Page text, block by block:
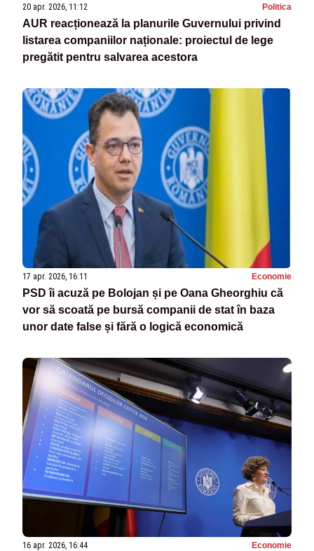
20 apr. 2026, 11:12 Politica
AUR reacționează la planurile Guvernului privind
listarea companiilor naționale: proiectul de lege
pregătit pentru salvarea acestora
17 apr. 2026, 16:11 Economie
PSD îi acuză pe Bolojan și pe Oana Gheorghiu că
vor să scoată pe bursă companii de stat în baza
unor date false și fără o logică economică
16 apr. 2026, 16:44 Economie